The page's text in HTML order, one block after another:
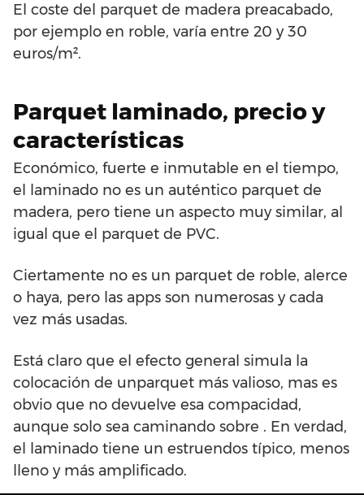
El coste del parquet de madera preacabado,
por ejemplo en roble, varía entre 20 y 30
euros/m².
Parquet laminado, precio y
características
Económico, fuerte e inmutable en el tiempo,
el laminado no es un auténtico parquet de
madera, pero tiene un aspecto muy similar, al
igual que el parquet de PVC.
Ciertamente no es un parquet de roble, alerce
o haya, pero las apps son numerosas y cada
vez más usadas.
Está claro que el efecto general simula la
colocación de unparquet más valioso, mas es
obvio que no devuelve esa compacidad,
aunque solo sea caminando sobre . En verdad,
el laminado tiene un estruendos típico, menos
lleno y más amplificado.